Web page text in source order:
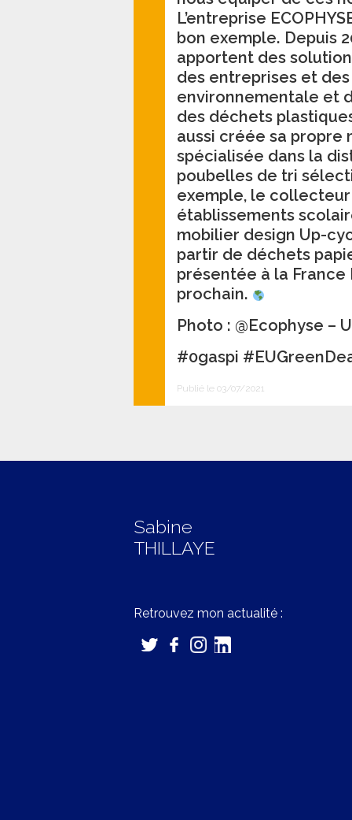
L’entreprise
bon exemple. Depuis
apportent des
des entreprises et
environnementale et
des déchets
aussi créée sa propre
spécialisée dans la
poubelles de tri
exemple, le
établissements
mobilier design Up-
partir de déchets
présentée à la France
prochain.
Photo : @Ecophyse –
#0gaspi
Publié le 03/07/2021
Sabine
THILLAYE
Retrouvez mon actualité :